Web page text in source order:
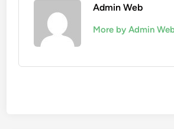
Admin Web
More by Admin